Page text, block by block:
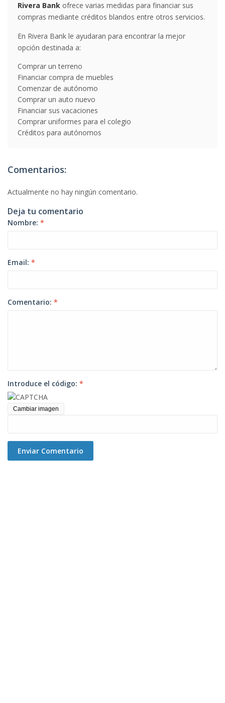
Rivera Bank ofrece varias medidas para financiar sus
compras mediante créditos blandos entre otros servicios.
En Rivera Bank le ayudaran para encontrar la mejor
opción destinada a:
Comprar un terreno
Financiar compra de muebles
Comenzar de autónomo
Comprar un auto nuevo
Financiar sus vacaciones
Comprar uniformes para el colegio
Créditos para autónomos
Comentarios:
Actualmente no hay ningún comentario.
Deja tu comentario
Nombre: *
Email: *
Comentario: *
Introduce el código: *
Cambiar imagen
Enviar Comentario